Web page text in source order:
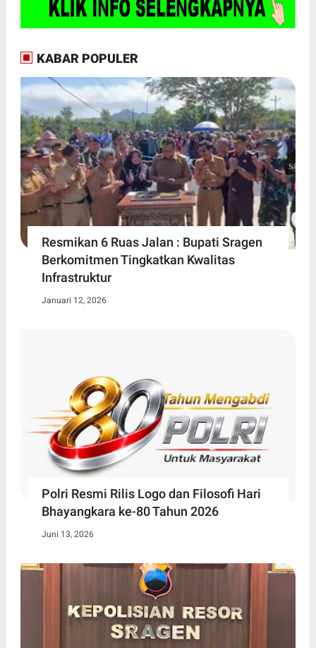
KABAR POPULER
Resmikan 6 Ruas Jalan : Bupati Sragen
Berkomitmen Tingkatkan Kwalitas
Infrastruktur
Januari 12, 2026
Polri Resmi Rilis Logo dan Filosofi Hari
Bhayangkara ke-80 Tahun 2026
Juni 13, 2026